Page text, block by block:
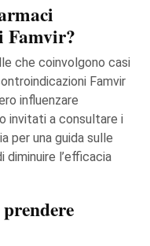
Famvir?
che coinvolgono casi
Famvir
influenzare
invitati a consultare i
per una guida sulle
l’efficacia